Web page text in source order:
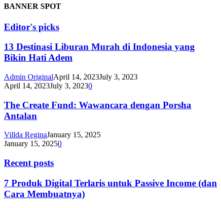
BANNER SPOT
Editor's picks
13 Destinasi Liburan Murah di Indonesia yang
Bikin Hati Adem
Admin OriginalApril 14, 2023July 3, 2023
April 14, 2023July 3, 20230
The Create Fund: Wawancara dengan Porsha
Antalan
Villda ReginaJanuary 15, 2025
January 15, 20250
Recent posts
7 Produk Digital Terlaris untuk Passive Income (dan
Cara Membuatnya)